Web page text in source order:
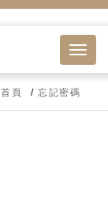
首頁 忘記密碼